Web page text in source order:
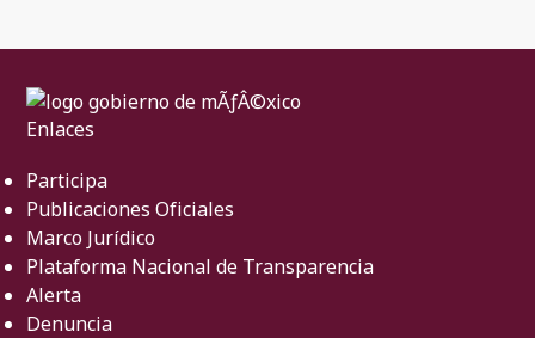
Enlaces
Participa
Publicaciones Oficiales
Marco Jurídico
Plataforma Nacional de Transparencia
Alerta
Denuncia